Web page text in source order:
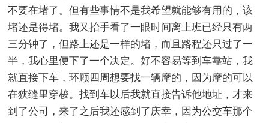
不要在堵了。但有些事情不是我希望就能够有用的，该
堵还是得堵。我又抬手看了一眼时间离上班已经只有两
三分钟了，但路上还是一样的堵，而且路程还只过了一
半，我心里便下了一个决定。好不容易等到车靠站，我
就直接下车，环顾四周想要找一辆摩的，因为摩的可以
在狭缝里穿梭。找到车以后我就直接告诉他地址，才来
到了公司，来了之后我还感到了庆幸，因为公交车那个